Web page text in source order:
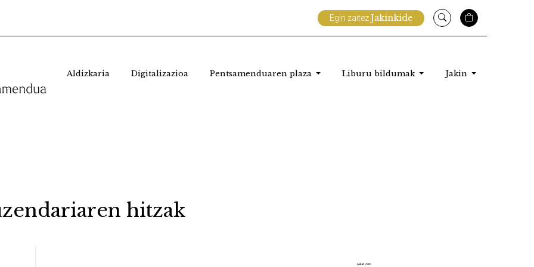
Egin zaitezJakinkide
Aldizkaria Digitalizazioa Pentsamenduaren plaza Liburu bildumak Jakin
hitzak